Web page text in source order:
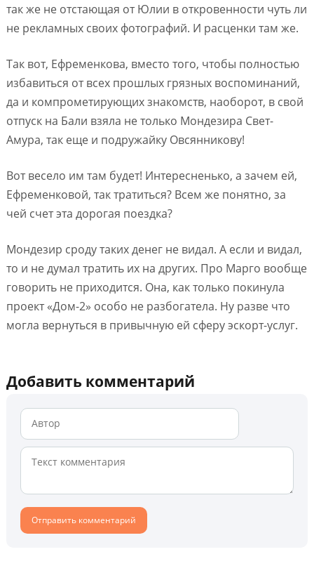
так же не отстающая от Юлии в откровенности чуть ли
не рекламных своих фотографий. И расценки там же.
Так вот, Ефременкова, вместо того, чтобы полностью
избавиться от всех прошлых грязных воспоминаний,
да и компрометирующих знакомств, наоборот, в свой
отпуск на Бали взяла не только Мондезира Свет-
Амура, так еще и подружайку Овсянникову!
Вот весело им там будет! Интересненько, а зачем ей,
Ефременковой, так тратиться? Всем же понятно, за
чей счет эта дорогая поездка?
Мондезир сроду таких денег не видал. А если и видал,
то и не думал тратить их на других. Про Марго вообще
говорить не приходится. Она, как только покинула
проект «Дом-2» особо не разбогатела. Ну разве что
могла вернуться в привычную ей сферу эскорт-услуг.
Добавить комментарий